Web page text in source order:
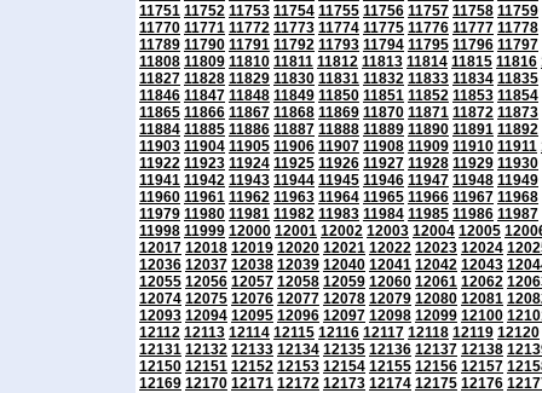
11751 11752 11753 11754 11755 11756 11757 11758 11759
11770 11771 11772 11773 11774 11775 11776 11777 11778
11789 11790 11791 11792 11793 11794 11795 11796 11797
11808 11809 11810 11811 11812 11813 11814 11815 11816
11827 11828 11829 11830 11831 11832 11833 11834 11835
11846 11847 11848 11849 11850 11851 11852 11853 11854
11865 11866 11867 11868 11869 11870 11871 11872 11873
11884 11885 11886 11887 11888 11889 11890 11891 11892
11903 11904 11905 11906 11907 11908 11909 11910 11911
11922 11923 11924 11925 11926 11927 11928 11929 11930
11941 11942 11943 11944 11945 11946 11947 11948 11949
11960 11961 11962 11963 11964 11965 11966 11967 11968
11979 11980 11981 11982 11983 11984 11985 11986 11987
11998 11999 12000 12001 12002 12003 12004 12005
12017 12018 12019 12020 12021 12022 12023 12024
12036 12037 12038 12039 12040 12041 12042 12043
12055 12056 12057 12058 12059 12060 12061 12062
12074 12075 12076 12077 12078 12079 12080 12081
12093 12094 12095 12096 12097 12098 12099 12100
12112 12113 12114 12115 12116 12117 12118 12119 12120
12131 12132 12133 12134 12135 12136 12137 12138
12150 12151 12152 12153 12154 12155 12156 12157
12169 12170 12171 12172 12173 12174 12175 12176